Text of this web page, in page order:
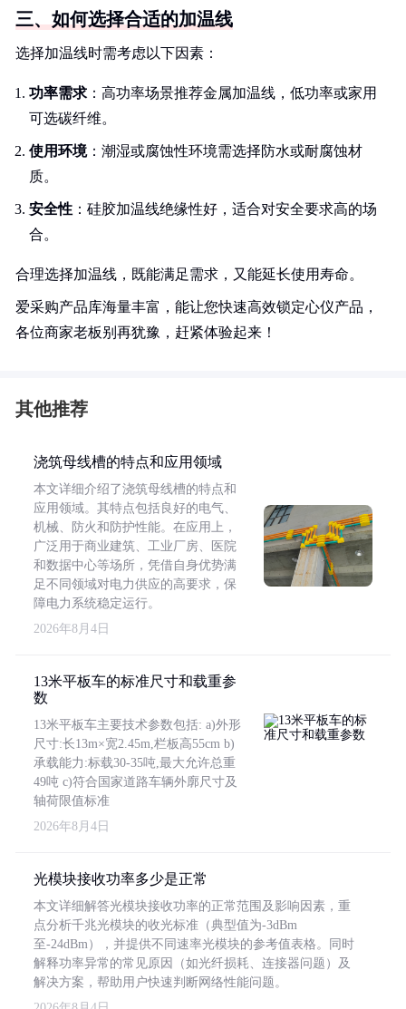
三、如何选择合适的加温线
选择加温线时需考虑以下因素：
功率需求 ：高功率场景推荐金属加温线，低功率或家用
可选碳纤维。
使用环境：潮湿或腐蚀性环境需选择防水或耐腐蚀材
质。
安全性 ：硅胶加温线绝缘性好，适合对安全要求高的场
合。
合理选择加温线，既能满足需求，又能延长使用寿命。
爱采购产品库海量丰富，能让您快速高效锁定心仪产品，
各位商家老板别再犹豫，赶紧体验起来！
其他推荐
浇筑母线槽的特点和应用领域
本文详细介绍了浇筑母线槽的特点和
应用领域。其特点包括良好的电气、
机械、防火和防护性能。在应用上，
广泛用于商业建筑、工业厂房、医院
和数据中心等场所，凭借自身优势满
足不同领域对电力供应的高要求，保
障电力系统稳定运行。
2026年8月4日
13米平板车的标准尺寸和载重参
数
13米平板车主要技术参数包括: a)外形
尺寸:长13m×宽2.45m,栏板高55cm b)
承载能力:标载30-35吨,最大允许总重
49吨 c)符合国家道路车辆外廓尺寸及
轴荷限值标准
2026年8月4日
光模块接收功率多少是正常
本文详细解答光模块接收功率的正常范围及影响因素，重
点分析千兆光模块的收光标准（典型值为-3dBm
至-24dBm），并提供不同速率光模块的参考值表格。同时
解释功率异常的常见原因（如光纤损耗、连接器问题）及
解决方案，帮助用户快速判断网络性能问题。